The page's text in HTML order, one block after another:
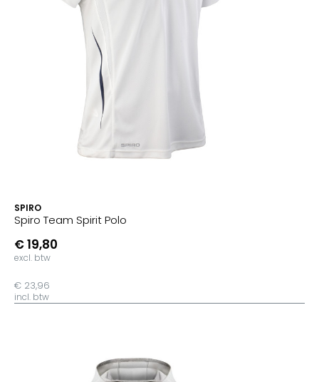
SPIRO
Spiro Team Spirit Polo
€ 19,80
excl. btw
€ 23,96
incl. btw